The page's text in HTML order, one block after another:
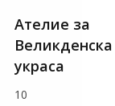
Ателие за
Великденска
украса
10